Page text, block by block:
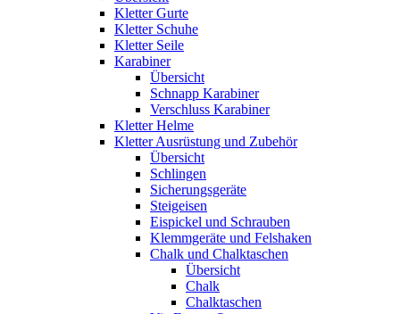
Kletter Gurte
Kletter Schuhe
Kletter Seile
Karabiner
Übersicht
Schnapp Karabiner
Verschluss Karabiner
Kletter Helme
Kletter Ausrüstung und Zubehör
Übersicht
Schlingen
Sicherungsgeräte
Steigeisen
Eispickel und Schrauben
Klemmgeräte und Felshaken
Chalk und Chalktaschen
Übersicht
Chalk
Chalktaschen